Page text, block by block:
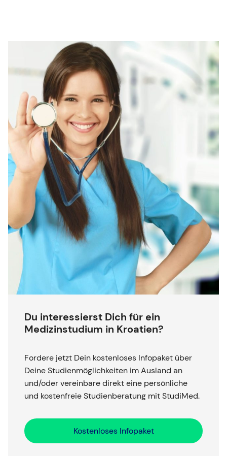
Du interessierst Dich für ein
Medizinstudium in Kroatien?
Fordere jetzt Dein kostenloses Infopaket über
Deine Studienmöglichkeiten im Ausland an
und/oder vereinbare direkt eine persönliche
und kostenfreie Studienberatung mit StudiMed.
Kostenloses Infopaket